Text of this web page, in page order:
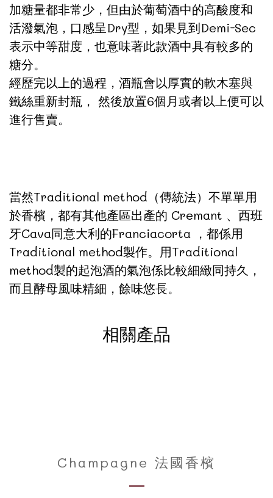
加糖量都非常少，但由於葡萄酒中的高酸度和
活潑氣泡，口感呈Dry型，如果見到Demi-Sec
表示中等甜度，也意味著此款酒中具有較多的
糖分。
經歷完以上的過程，酒瓶會以厚實的軟木塞與
鐵絲重新封瓶， 然後放置6個月或者以上便可以
進行售賣。
當然Traditional method（傳統法）不單單用
於香檳，都有其他產區出產的 Cremant 、西班
牙Cava同意大利的Franciacorta ，都係用
Traditional method製作。用Traditional
method製的起泡酒的氣泡係比較細緻同持久，
而且酵母風味精細，餘味悠長。
相關產品
Champagne 法國香檳